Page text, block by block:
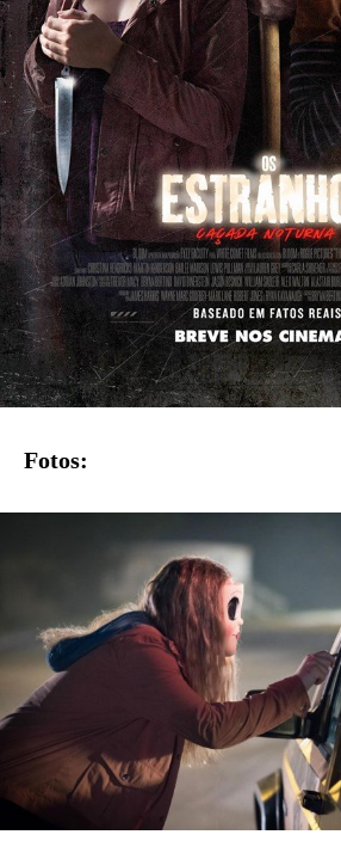
Fotos: